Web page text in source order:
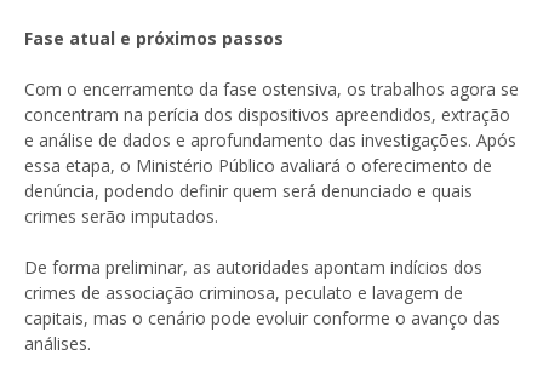
Fase atual e próximos passos
Com o encerramento da fase ostensiva, os trabalhos agora se
concentram na perícia dos dispositivos apreendidos, extração
e análise de dados e aprofundamento das investigações. Após
essa etapa, o Ministério Público avaliará o oferecimento de
denúncia, podendo definir quem será denunciado e quais
crimes serão imputados.
De forma preliminar, as autoridades apontam indícios dos
crimes de associação criminosa, peculato e lavagem de
capitais, mas o cenário pode evoluir conforme o avanço das
análises.